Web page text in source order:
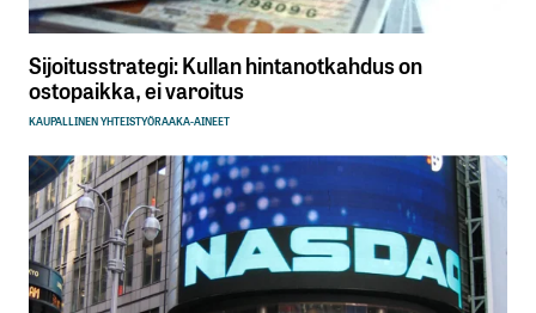
Sijoitusstrategi: Kullan hintanotkahdus on
ostopaikka, ei varoitus
KAUPALLINEN YHTEISTYÖRAAKA-AINEET